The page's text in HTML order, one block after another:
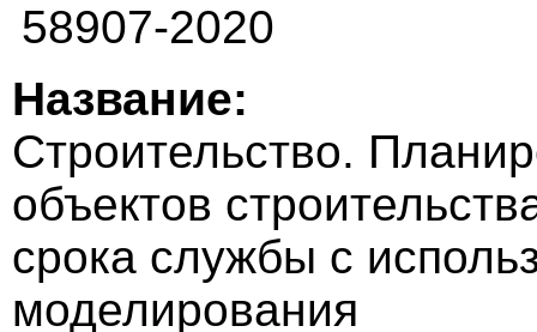
58907-2020
Название:
Строительство.
объектов
срока службы с
моделирования